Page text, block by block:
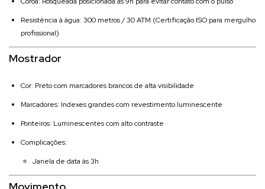
Resistência à água: 300 metros / 30 ATM (Certificação ISO para mergulho
profissional)
Mostrador
Cor: Preto com marcadores brancos de alta visibilidade
Marcadores: Indexes grandes com revestimento luminescente
Ponteiros: Luminescentes com alto contraste
Complicações:
Janela de data às 3h
Movimento